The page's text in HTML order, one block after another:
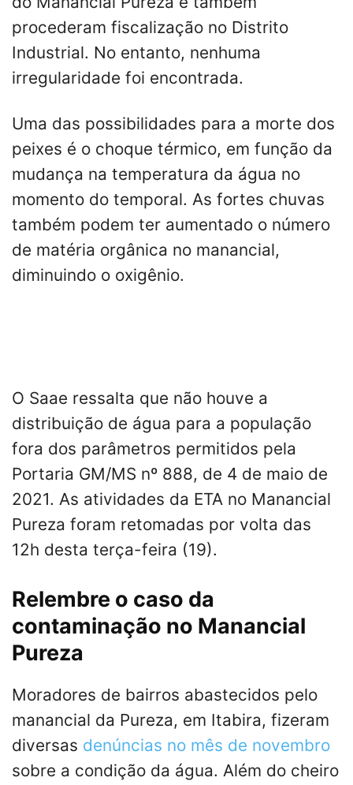
procederam fiscalização no Distrito
Industrial. No entanto, nenhuma
irregularidade foi encontrada.
Uma das possibilidades para a morte dos
peixes é o choque térmico, em função da
mudança na temperatura da água no
momento do temporal. As fortes chuvas
também podem ter aumentado o número
de matéria orgânica no manancial,
diminuindo o oxigênio.
O Saae ressalta que não houve a
distribuição de água para a população
fora dos parâmetros permitidos pela
Portaria GM/MS nº 888, de 4 de maio de
2021. As atividades da ETA no Manancial
Pureza foram retomadas por volta das
12h desta terça-feira (19).
Relembre o caso da
contaminação no Manancial
Pureza
Moradores de bairros abastecidos pelo
manancial da Pureza, em Itabira, fizeram
diversas denúncias no mês de novembro
sobre a condição da água. Além do cheiro